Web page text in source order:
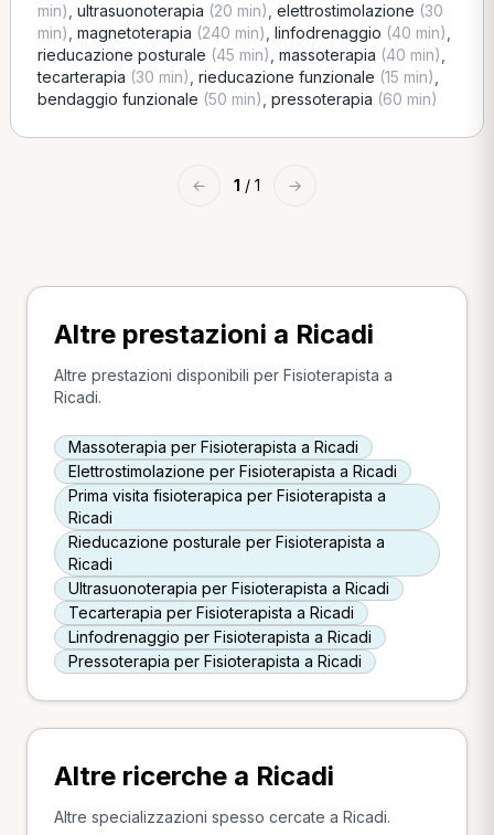
min) ultrasuonoterapia (20 min) elettrostimolazione (30
min) magnetoterapia (240 min) linfodrenaggio (40 min)
rieducazione posturale (45 min) massoterapia (40 min)
tecarterapia (30 min) rieducazione funzionale (15 min)
bendaggio funzionale (50 min) pressoterapia (60 min)
← 1 / 1 →
Altre prestazioni a Ricadi
Altre prestazioni disponibili per Fisioterapista a
Ricadi.
Massoterapia per Fisioterapista a Ricadi
Elettrostimolazione per Fisioterapista a Ricadi
Prima visita fisioterapica per Fisioterapista a
Ricadi
Rieducazione posturale per Fisioterapista a
Ricadi
Ultrasuonoterapia per Fisioterapista a Ricadi
Tecarterapia per Fisioterapista a Ricadi
Linfodrenaggio per Fisioterapista a Ricadi
Pressoterapia per Fisioterapista a Ricadi
Altre ricerche a Ricadi
Altre specializzazioni spesso cercate a Ricadi.